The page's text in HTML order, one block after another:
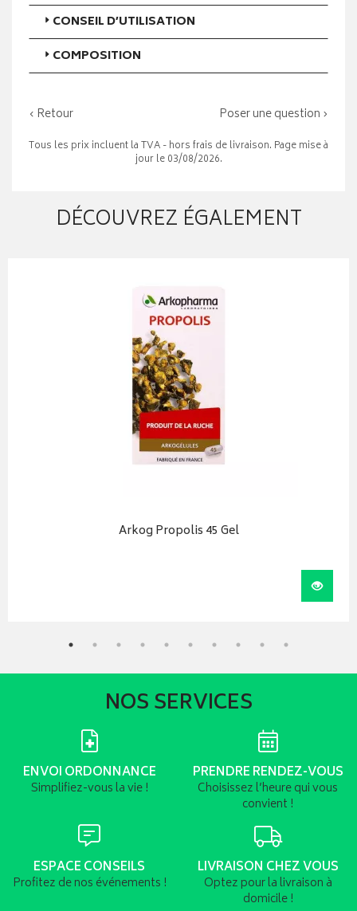
CONSEIL D’UTILISATION
COMPOSITION
‹ Retour Poser une question ›
Tous les prix incluent la TVA - hors frais de livraison. Page mise à
jour le 03/08/2026.
DÉCOUVREZ ÉGALEMENT
Arkog Propolis 45 Gel
NOS SERVICES
ENVOI ORDONNANCE
Simplifiez-vous la vie !
PRENDRE RENDEZ-VOUS
Choisissez l’heure qui vous
convient !
ESPACE CONSEILS
Profitez de nos événements !
LIVRAISON CHEZ VOUS
Optez pour la livraison à
domicile !